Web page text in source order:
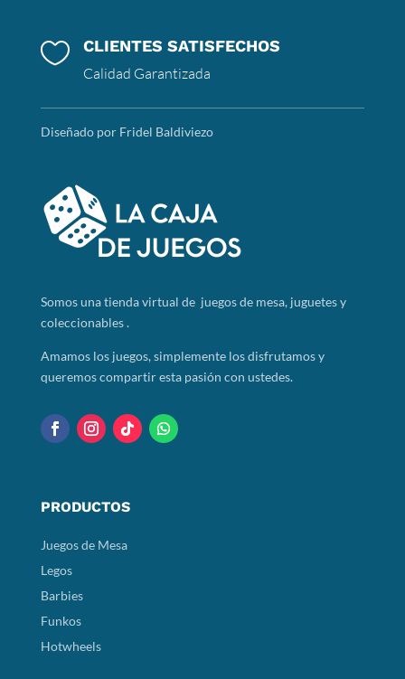
 CLIENTES SATISFECHOS
Calidad Garantizada
Diseñado por Fridel Baldiviezo
Somosuna tienda virtual de juegos de mesa, juguetes y
coleccionables .
Amamos los juegos, simplemente los disfrutamos y
queremos compartir esta pasión con ustedes.
PRODUCTOS
Juegos de Mesa
Legos
Barbies
Funkos
Hotwheels